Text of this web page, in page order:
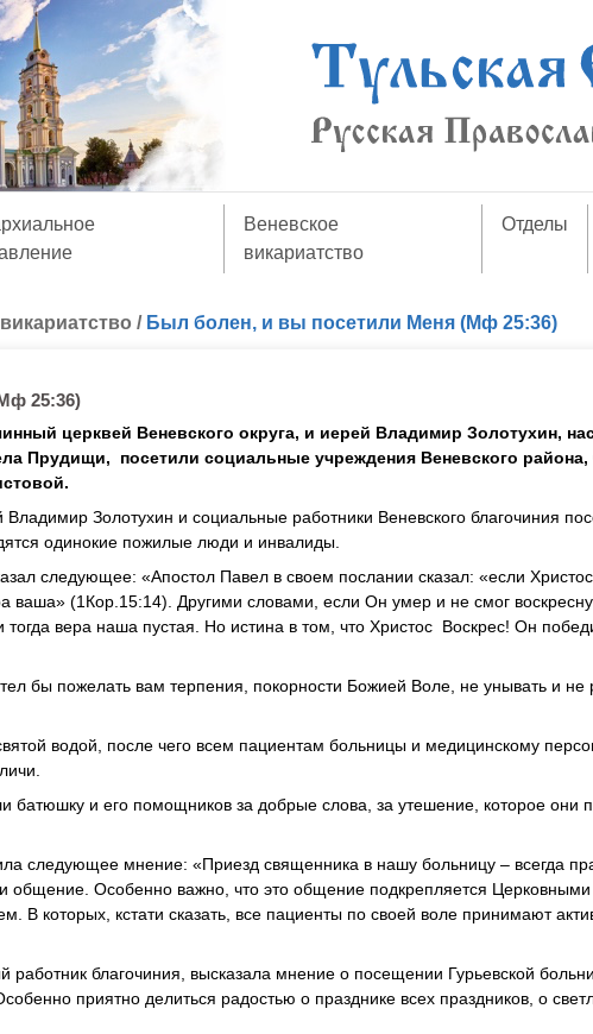
Веневское
викариатство
Отделы
/ Был болен, и вы посетили Меня (Мф 25:36)
25:36)
церквей Веневского округа, и иерей Владимир Золотухин,
Прудищи, посетили социальные учреждения Веневского района,
Золотухин и социальные работники Веневского благочиния
одинокие пожилые люди и инвалиды.
следующее: «Апостол Павел в своем послании сказал: «если
ваша» (1Кор.15:14). Другими словами, если Он умер и не смог
тогда вера наша пустая. Но истина в том, что Христос Воскрес! Он
бы пожелать вам терпения, покорности Божией Воле, не унывать и не
водой, после чего всем пациентам больницы и медицинскому
батюшку и его помощников за добрые слова, за утешение, которое они
следующее мнение: «Приезд священника в нашу больницу – всегда
общение. Особенно важно, что это общение подкрепляется
В которых, кстати сказать, все пациенты по своей воле принимают
благочиния, высказала мнение о посещении Гурьевской
приятно делиться радостью о празднике всех праздников, о